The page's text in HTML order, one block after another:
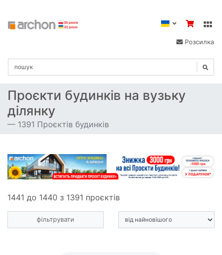
Розсилка
Проєкти будинків на вузьку
ділянку
1391 Проєктів будинків
1441 до 1440 з 1391 проєктів
фільтрувати